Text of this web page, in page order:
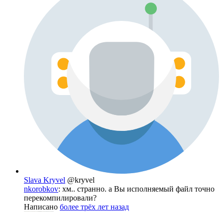
Slava Kryvel @kryvel
nkorobkov: хм.. странно. а Вы исполняемый файл точно
перекомпилировали?
Написано более трёх лет назад